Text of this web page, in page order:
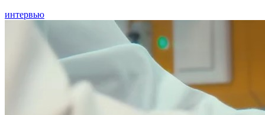
интервью